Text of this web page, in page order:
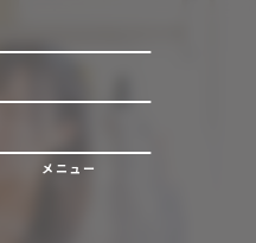
メニュー
ューティ